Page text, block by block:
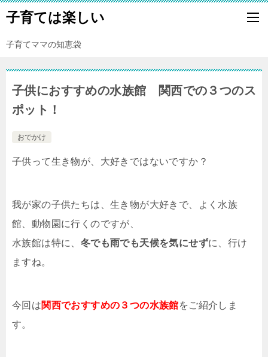
子育ては楽しい
子育てママの知恵袋
子供におすすめの水族館 関西での３つのス
ポット！
おでかけ
子供って生き物が、大好きではないですか？
我が家の子供たちは、生き物が大好きで、よく水族
館、動物園に行くのですが、
水族館は特に、 冬でも雨でも天候を気にせずに、行け
ますね。
今回は関西でおすすめの３つの水族館をご紹介しま
す。